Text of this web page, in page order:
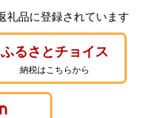
礼品に登録されています